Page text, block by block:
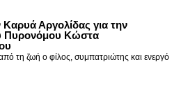
Αργολίδας για την
Πυρονόμου Κώστα
τη ζωή ο φίλος, συμπατριώτης και ενεργό